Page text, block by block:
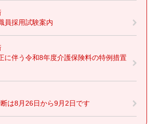
員採用試験案内
に伴う令和8年度介護保険料の特例措置
は8月26日から9月2日です